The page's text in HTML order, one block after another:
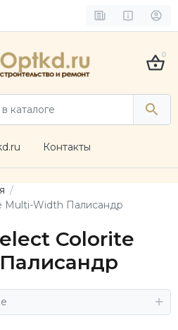
0
Контакты
Multi-Width Палисандр
Colorite